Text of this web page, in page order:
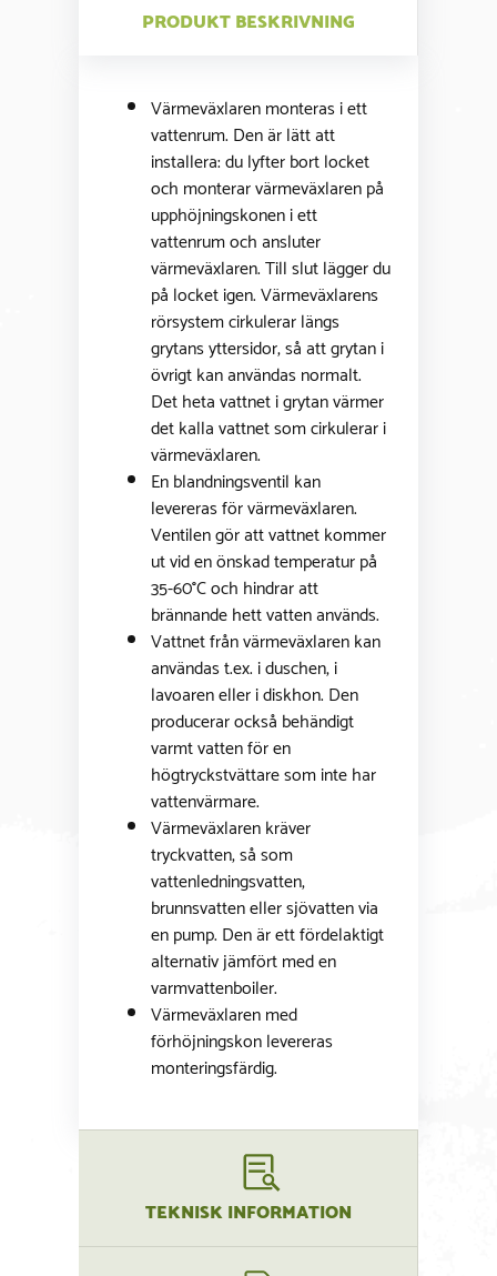
PRODUKT BESKRIVNING
Värmeväxlaren monteras i ett
vattenrum. Den är lätt att
installera: du lyfter bort locket
och monterar värmeväxlaren på
upphöjningskonen i ett
vattenrum och ansluter
värmeväxlaren. Till slut lägger du
på locket igen. Värmeväxlarens
rörsystem cirkulerar längs
grytans yttersidor, så att grytan i
övrigt kan användas normalt.
Det heta vattnet i grytan värmer
det kalla vattnet som cirkulerar i
värmeväxlaren.
En blandningsventil kan
levereras för värmeväxlaren.
Ventilen gör att vattnet kommer
ut vid en önskad temperatur på
35-60°C och hindrar att
brännande hett vatten används.
Vattnet från värmeväxlaren kan
användas t.ex. i duschen, i
lavoaren eller i diskhon. Den
producerar också behändigt
varmt vatten för en
högtryckstvättare som inte har
vattenvärmare.
Värmeväxlaren kräver
tryckvatten, så som
vattenledningsvatten,
brunnsvatten eller sjövatten via
en pump. Den är ett fördelaktigt
alternativ jämfört med en
varmvattenboiler.
Värmeväxlaren med
förhöjningskon levereras
monteringsfärdig.
TEKNISK INFORMATION